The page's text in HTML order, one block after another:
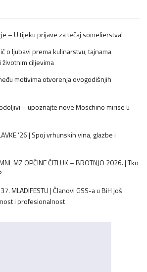
– U tijeku prijave za tečaj somelierstva!
o ljubavi prema kulinarstvu, tajnama
ciljevima
motivima otvorenja ovogodišnjih
– upoznajte nove Moschino mirise u
’26 | Spoj vrhunskih vina, glazbe i
MZ OPĆINE ČITLUK – BROTNJO 2026. | Tko
MLADIFESTU | Članovi GSS-a u BiH još
i profesionalnost